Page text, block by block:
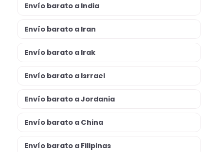
Envío barato a India
Envío barato a Iran
Envío barato a Irak
Envío barato a Isrrael
Envío barato a Jordania
Envío barato a China
Envío barato a Filipinas